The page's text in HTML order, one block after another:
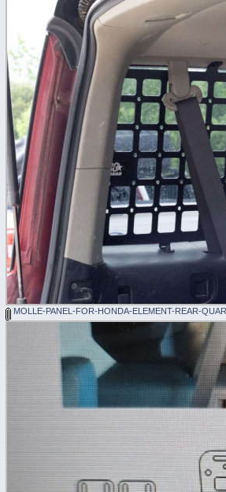
MOLLE-PANEL-FOR-HONDA-ELEMENT-REAR-